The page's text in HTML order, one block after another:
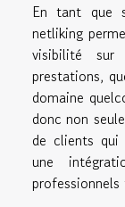
En tant que
netliking
visibilité
prestations,
domaine
donc non
de clients qui
une